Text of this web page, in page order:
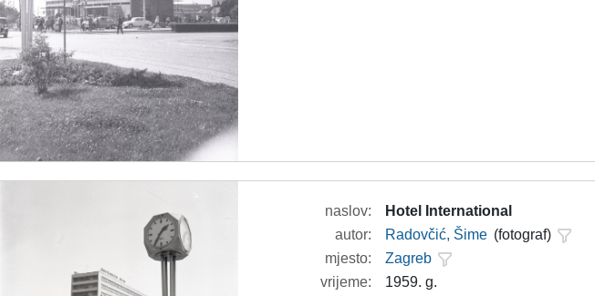
naslov:
Hotel International
autor:
Radovčić, Šime (fotograf)
mjesto:
Zagreb
vrijeme:
1959. g.